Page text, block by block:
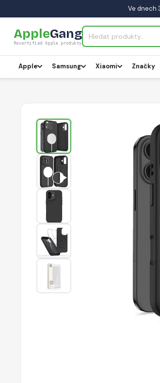
Ve dnech
AppleGang
Recertified Apple produkty
Apple Samsung Xiaomi Značky